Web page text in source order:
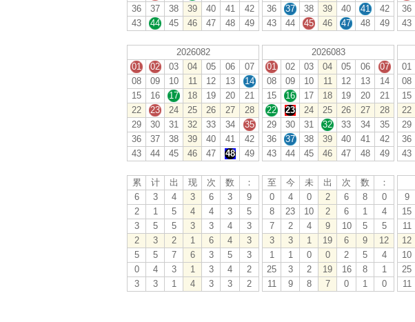
36
37 38 39 40 41
42
43
44 45 46 47 48 49
36
37 38 39 40 41
42
43
44 45 46 47 48 49
36
43
2026082
01
02 03 04 05 06
07
08
09 10 11 12 13
14
15
16 17 18 19 20
21
22
23 24 25 26 27
28
29
30 31 32 33 34
35
36
37 38 39 40 41
42
43
44 45 46 47 48 49
2026083
01
02 03 04 05 06
07
08
09 10 11 12 13
14
15
16 17 18 19 20
21
22
23 24 25 26 27
28
29
30 31 32 33 34
35
36
37 38 39 40 41
42
43
44 45 46 47 48 49
01
08
15
22
29
36
43
累 计 出 现 次 数
：
6
3 4 3 6 3
9
2
1 5 4 4 3
5
3
5 5 3 3 4
3
2
3 2 1 6 4
3
5
5 7 6 3 5
3
0
4 3 1 3 4
2
3
3 1 4 3 3 2
至 今 未 出 次 数
：
0
4 0 2 6 8
0
8
23 10 2 6 1
4
7
2 4 9 10 5
5
3
3 1 19 6 9
12
1
1 0 0 2 5
4
25
3 2 19 16 8
1
11
9 8 7 0 1 0
9
15
11
12
10
25
11